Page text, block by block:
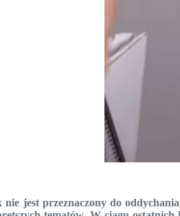
nie jest przeznaczony do